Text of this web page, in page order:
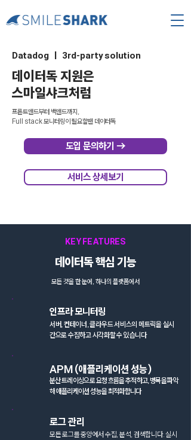
Datadog | 3rd-party solution
데이터독 지원은
스마일샤크처럼
프론트앤드부터 백앤드까지,
Full stack 모니터링이 필요할땐 데이터독
도입 문의하기 →
서비스 상세보기
KEY FEATURES
데이터독 핵심 기능
모든 것을 한 눈에, 하나의 플랫폼에서
인프라 모니터링
서버, 컨테이너, 클라우드 서비스의 메트릭을 실시
간으로 수집하고 시각화할 수 있습니다
APM (애플리케이션 성능)
분산 트레이싱으로 요청 흐름을 추적하고, 병목을 파악
해 애플리케이션 성능을 최적화합니다
로그 관리
모든 로그를 중앙에서 수집, 분석, 검색합니다. 실시